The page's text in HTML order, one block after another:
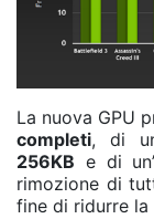
La nuova GPU
completi, di
256KB e di
rimozione di
fine di ridurre la